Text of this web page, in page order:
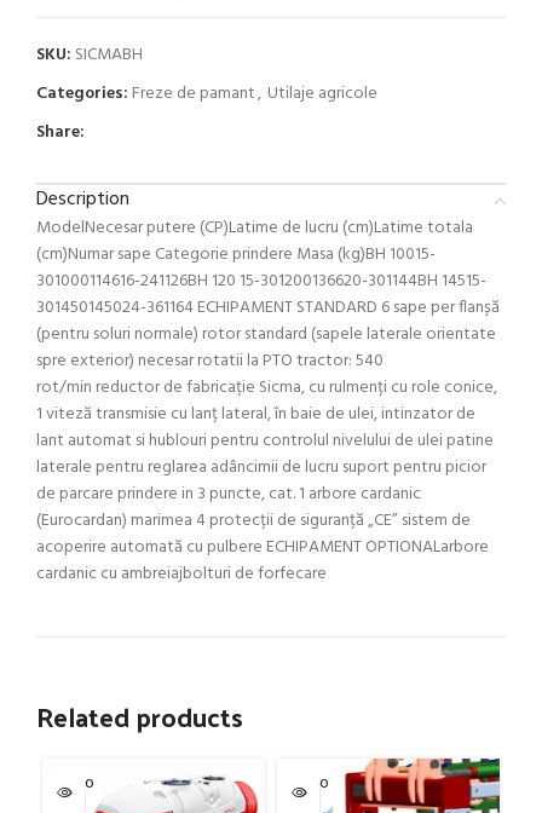
SKU: SICMABH
Categories: Freze de pamant, Utilaje agricole
Share:
Description
ModelNecesar putere (CP)Latime de lucru (cm)Latime totala
(cm)Numar sape Categorie prindere Masa (kg)BH 10015-
301000114616-241126BH 120 15-301200136620-301144BH 14515-
301450145024-361164 ECHIPAMENT STANDARD 6 sape per flanșă
(pentru soluri normale) rotor standard (sapele laterale orientate
spre exterior) necesar rotatii la PTO tractor: 540
rot/min reductor de fabricație Sicma, cu rulmenți cu role conice,
1 viteză transmisie cu lanț lateral, în baie de ulei, intinzator de
lant automat si hublouri pentru controlul nivelului de ulei patine
laterale pentru reglarea adâncimii de lucru suport pentru picior
de parcare prindere in 3 puncte, cat. 1 arbore cardanic
(Eurocardan) marimea 4 protecții de siguranță „CE” sistem de
acoperire automată cu pulbere ECHIPAMENT OPTIONALarbore
cardanic cu ambreiajbolturi de forfecare
Related products
SOLD O
UT
SOLD O
UT